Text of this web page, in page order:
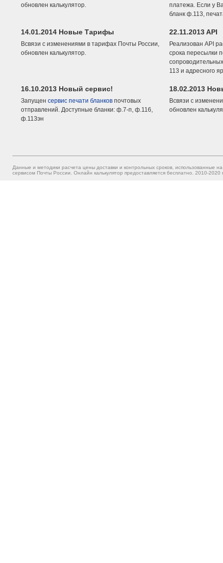
обновлен калькулятор.
платежа. Если у
бланк ф.113,
14.01.2014 Новые Тарифы
Всвязи с изменениями в тарифах Почты России,
обновлен калькулятор.
22.11.2013 API
Реализован API
срока пересылки
113 и адресного
16.10.2013 Новый сервис!
Запущен сервис печати бланков почтовых
отправлений. Доступные бланки: ф.7-п, ф.116,
ф.113эн
18.02.2013
Всвязи с
обновлен
Данные и методики расчета цены доставки и контрольных сроков, использованные
сервисом Почты России. Онлайн калькулятор предоставляется бесплатно. 2010-2020